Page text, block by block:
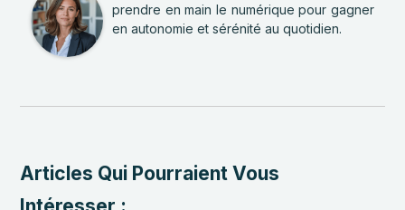
prendre en main le numérique pour gagner
en autonomie et sérénité au quotidien.
Articles Qui Pourraient Vous